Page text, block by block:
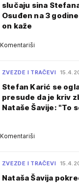
slučaju sina
Osuđen na 3
on kaže
Komentariši
ZVEZDE I TRAČEVI
Stefan Karić se
presude da je kriv
Nataše Šavije: "To
Komentariši
ZVEZDE I TRAČEVI
Nataša Šavija